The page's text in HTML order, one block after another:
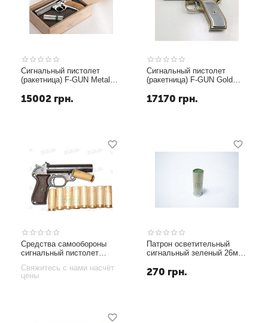
Сигнальный пистолет
(ракетница) F-GUN Metal
15002 грн.
Сигнальный пистолет
(ракетница) F-GUN Gold
17170 грн.
Средства самообороны
сигнальный пистолет
осветителей
Свяжитесь с нами насчёт
цены
Патрон осветительный
сигнальный зеленый 26мм
270 грн.